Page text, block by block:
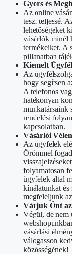
Gyors és
Az online
teszi teljessé.
lehetőségeket
vásárlók minél
termékeiket. A
pillanatban
Kiemelt
Az
hogy segítsen
A telefonos
hatékonyan
munkatársaink
rendelési
kapcsolatban.
Vásárlói
Az ügyfelek
Örömmel
folyamatosan
ügyfelek által
kínálatunkat és
megfeleljünk
Várjuk Önt az
Végül, de nem
vásárlási
válogasson
közösségének!